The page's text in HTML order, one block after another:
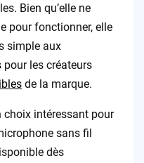
Bien qu’elle ne
pour fonctionner, elle
simple aux
les créateurs
de la marque.
choix intéressant pour
sans fil
dès